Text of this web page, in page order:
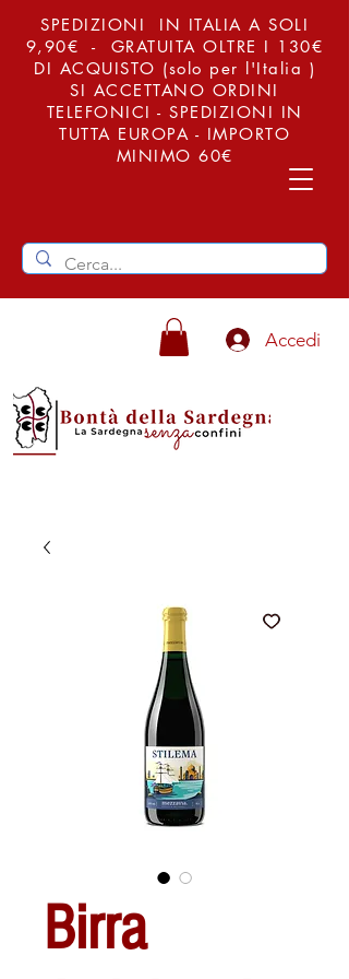
SPEDIZIONI IN ITALIA A SOLI
9,90€ - GRATUITA OLTRE I 130€
DI ACQUISTO (solo per l'Italia )
SI ACCETTANO ORDINI
TELEFONICI - SPEDIZIONI IN
TUTTA EUROPA - IMPORTO
MINIMO 60€
Accedi
Birra